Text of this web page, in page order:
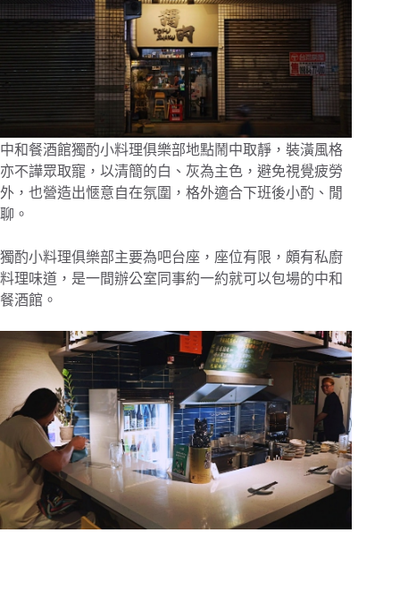
中和餐酒館獨酌小料理俱樂部地點鬧中取靜，裝潢風格
亦不譁眾取寵，以清簡的白、灰為主色，避免視覺疲勞
外，也營造出愜意自在氛圍，格外適合下班後小酌、閒
聊。
獨酌小料理俱樂部主要為吧台座，座位有限，頗有私廚
料理味道，是一間辦公室同事約一約就可以包場的中和
餐酒館。